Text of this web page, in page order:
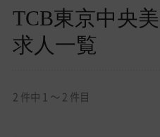
ドクターコネクトの強み
エージェント紹介
常勤求人一覧
TCB東京中央
求人一覧
2 件中 1 〜 2 件目